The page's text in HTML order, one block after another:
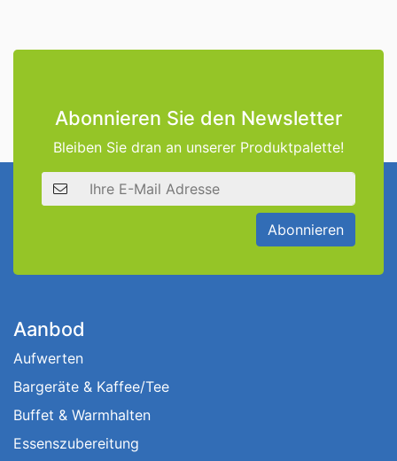
Abonnieren Sie den Newsletter
Bleiben Sie dran an unserer Produktpalette!
E-Mail Adresse
Abonnieren
Aanbod
Aufwerten
Bargeräte & Kaffee/Tee
Buffet & Warmhalten
Essenszubereitung